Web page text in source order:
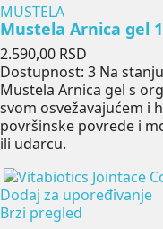
MUSTELA
Mustela Arnica gel
Cena
2.590,00 RSD
Dostupnost: 3 Na stanju
Mustela Arnica gel s
svom osvežavajućem i
površinske povrede i
ili udarcu.
Dodaj za upoređivanje
Brzi pregled